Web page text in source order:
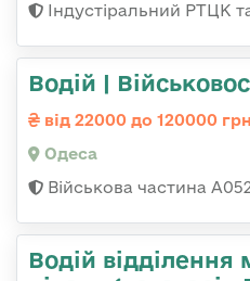
Індустіральний РТЦК
Водій |
від 22000 до 120000 грн
Одеса
Військова частина
Водій відділення